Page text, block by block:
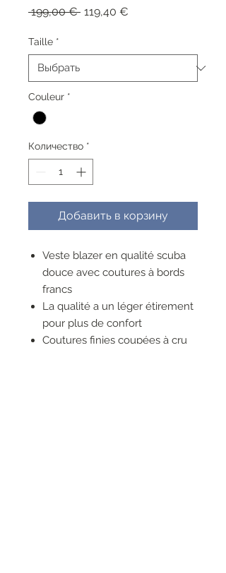
199,00 € Обычная
119,40 €
Taille *
Couleur *
Количество *
Добавить в корзину
Veste blazer en qualité scuba
douce avec coutures à bords
francs
La qualité a un léger étirement
pour plus de confort
Coutures finies coupées à cru